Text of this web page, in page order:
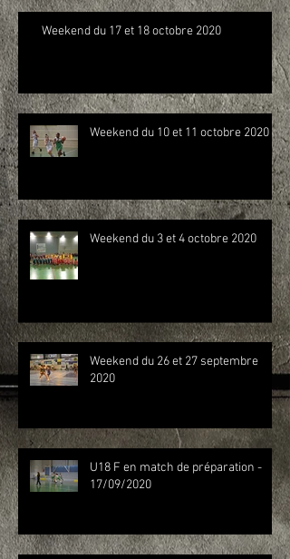
Weekend du 17 et 18 octobre 2020
Weekend du 10 et 11 octobre 2020
Weekend du 3 et 4 octobre 2020
Weekend du 26 et 27 septembre
2020
U18 F en match de préparation -
17/09/2020